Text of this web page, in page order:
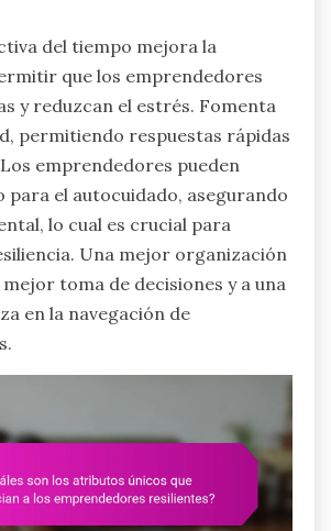
del tiempo mejora la
que los emprendedores
y reduzcan el estrés. Fomenta
permitiendo respuestas rápidas
emprendedores pueden
para el autocuidado, asegurando
lo cual es crucial para
Una mejor organización
toma de decisiones y a una
en la navegación de